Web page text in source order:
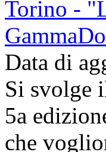
Torino -
Data di
Si svolge
5a
che